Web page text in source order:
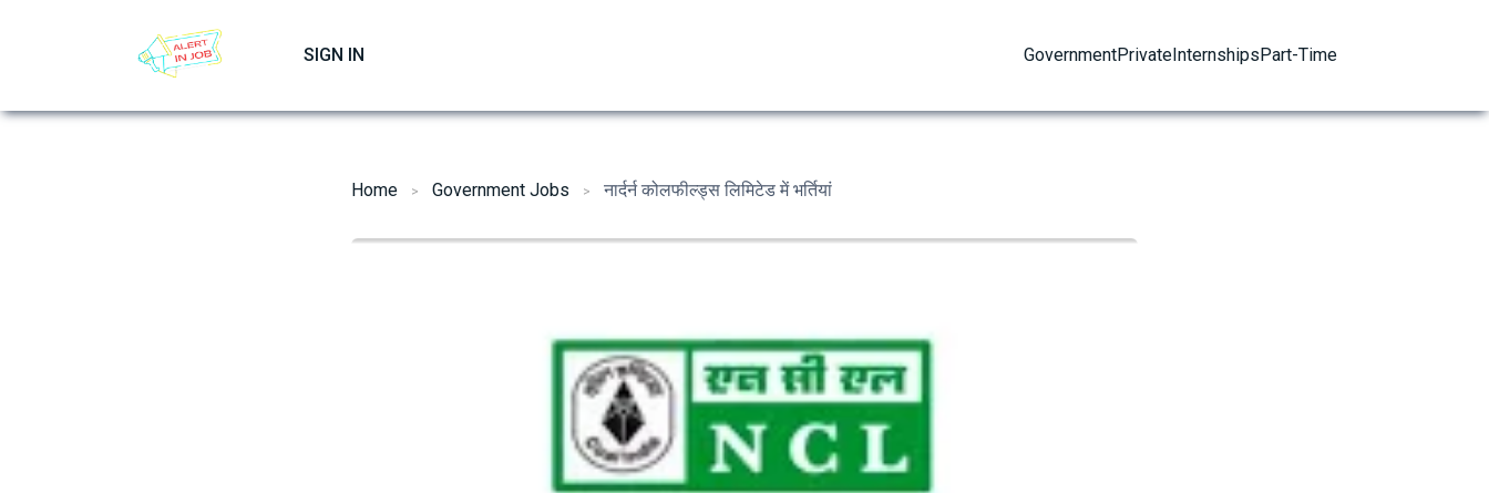
SIGN IN GovernmentPrivate Internships Part-Time
Home Government Jobs नार्दर्न कोलफील्ड्स लिमिटेड में भर्तियां